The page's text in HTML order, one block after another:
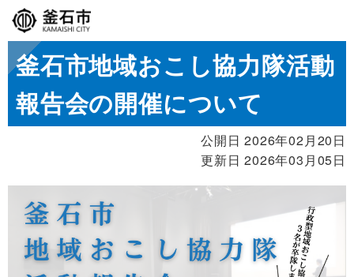
釜石市地域おこし協力隊活動
報告会の開催について
公開日 2026年02月20日
更新日 2026年03月05日